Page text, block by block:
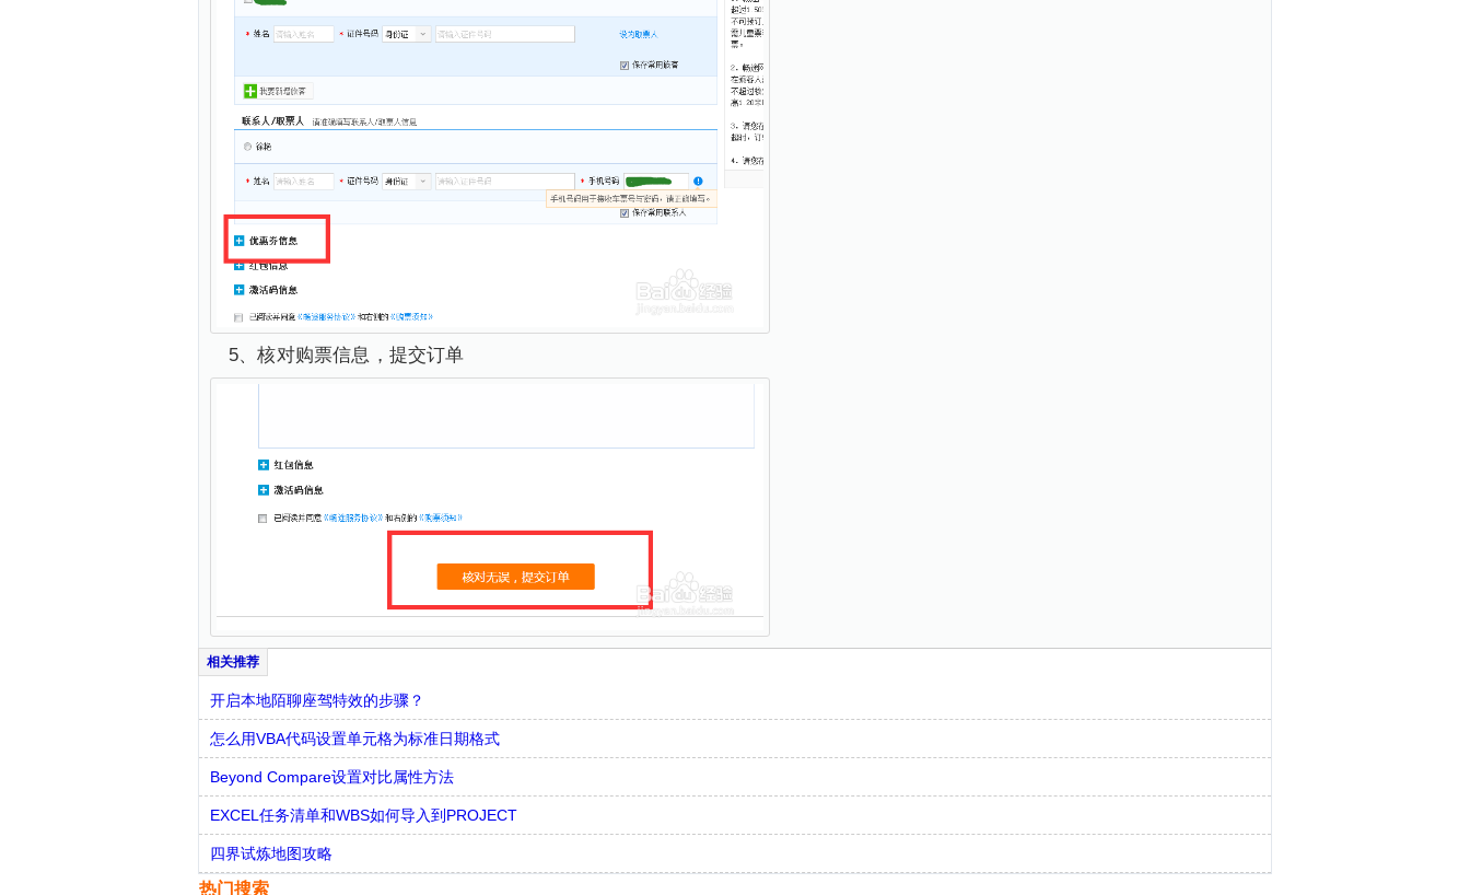
5、核对购票信息，提交订单
开启本地陌聊座驾特效的步骤？
怎么用VBA代码设置单元格为标准日期格式
Beyond Compare设置对比属性方法
EXCEL任务清单和WBS如何导入到PROJECT
四界试炼地图攻略
热门搜索